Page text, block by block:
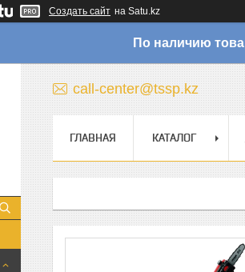
Создать сайт на Satu.kz
По наличию
call-center@tssp.kz
ГЛАВНАЯ КАТАЛОГ